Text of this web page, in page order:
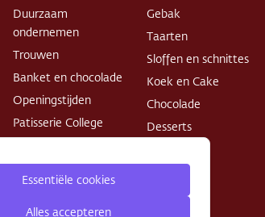
Duurzaam
ondernemen
Trouwen
Banket en chocolade
Openingstijden
Patisserie College
Algemene
voorwaarden
Gebak
Taarten
Sloffen en schnittes
Koek en Cake
Chocolade
Desserts
Essentiële cookies
Alles accepteren